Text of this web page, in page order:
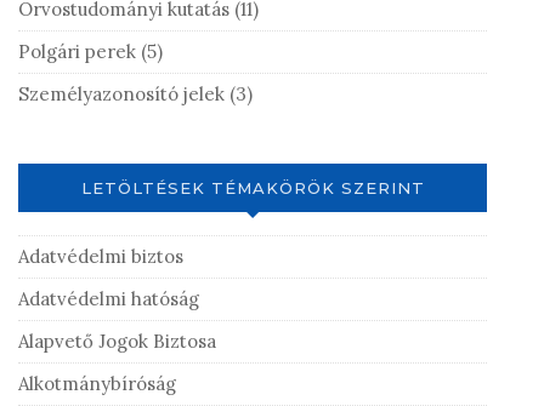
Orvostudományi kutatás (11)
Polgári perek (5)
Személyazonosító jelek (3)
LETÖLTÉSEK TÉMAKÖRÖK SZERINT
Adatvédelmi biztos
Adatvédelmi hatóság
Alapvető Jogok Biztosa
Alkotmánybíróság